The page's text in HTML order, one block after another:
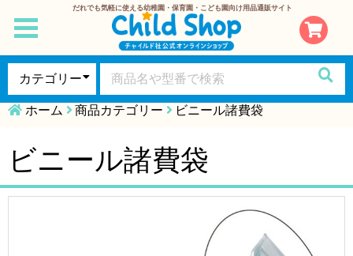
だれでも気軽に使える幼稚園・保育園・こども園向け用品通販サイト
toggle
navigation
ホーム 商品カテゴリー ビニール諸費袋
ビニール諸費袋